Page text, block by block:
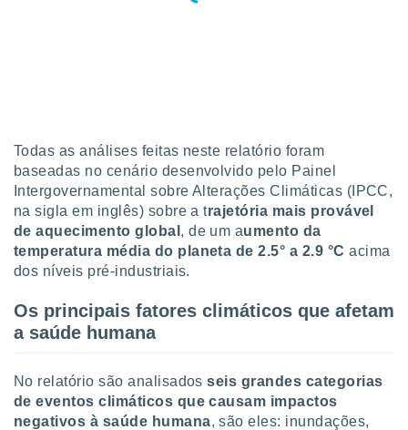
medir
medir o
dos
os
ou
de dados
fontes,
dados
Todas as análises feitas neste relatório foram
baseadas no cenário desenvolvido pelo Painel
Intergovernamental sobre Alterações Climáticas (IPCC,
na sigla em inglês) sobre a trajetória mais provável
de aquecimento global , de um aumento da
temperatura média do planeta de 2.5° a 2.9 °Cacima
dos níveis pré-industriais.
Os principais fatores climáticos que afetam
a saúde humana
No relatório são analisadosseis grandes categorias
de eventos climáticos que causam impactos
negativos à saúde humana, são eles: inundações,